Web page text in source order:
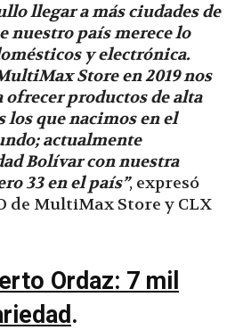
llegar a más ciudades de
nuestro país merece lo
y electrónica.
Store en 2019 nos
ofrecer productos de alta
los que nacimos en el
actualmente
Bolívar con nuestra
33 en el país”, expresó
de MultiMax Store y CLX
Ordaz: 7 mil
.